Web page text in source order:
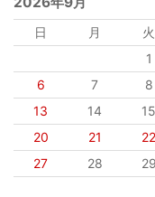
日 月 火
1
6
7 8
13
14 15
20
21 22
27
28 29